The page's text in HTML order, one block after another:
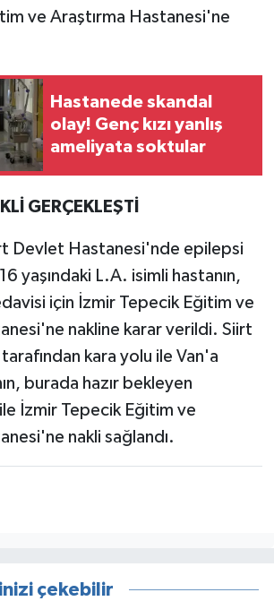
ve Araştırma Hastanesi'ne
Hastanede skandal
olay! Genç kızı yanlış
ameliyata soktular
GERÇEKLEŞTİ
Devlet Hastanesi'nde epilepsi
yaşındaki L.A. isimli hastanın,
için İzmir Tepecik Eğitim ve
nakline karar verildi. Siirt
tarafından kara yolu ile Van'a
burada hazır bekleyen
İzmir Tepecik Eğitim ve
nakli sağlandı.
çekebilir